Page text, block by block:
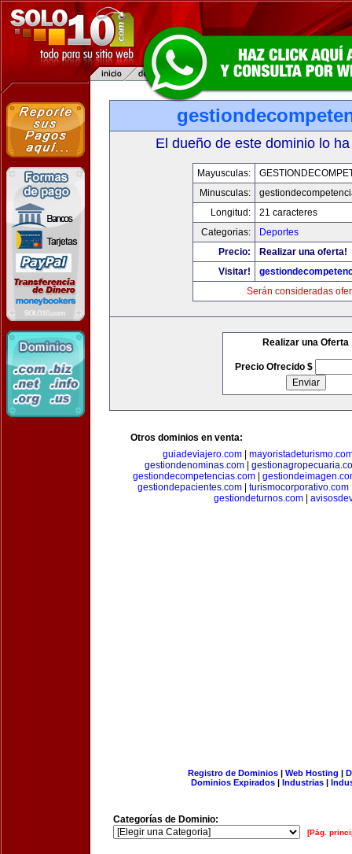
El dueño de este dominio lo
Mayusculas:
Minusculas:
Longitud:
21 caracteres
Categorias:
Deportes
Precio:
Realizar una oferta!
Visitar!
Serán consideradas
Realizar una Oferta
Precio Ofrecido $
Otros dominios en venta:
guiadeviajero.com|
gestiondenominas.com|
gestiondecompetencias.com|
gestiondepacientes.com| turismocorporativo.com
gestiondeturnos.com
Registro de Dominios| Web Hosting |
Dominios Expirados | Industrias |
Categorías de Dominio:
[Pág.